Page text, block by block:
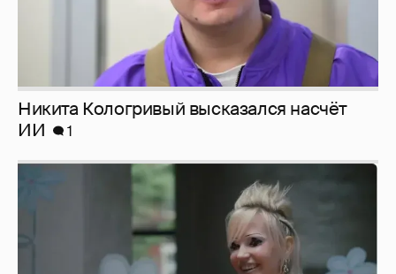
Никита Кологривый высказался насчёт
ИИ
1